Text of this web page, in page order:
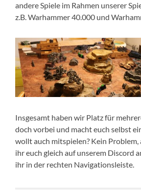
andere Spiele im Rahmen unserer
z.B. Warhammer 40.000 und
Insgesamt haben wir Platz für
doch vorbei und macht euch selbst
wollt auch mitspielen? Kein Problem,
ihr euch gleich auf unserem Discord
ihr in der rechten Navigationsleiste.